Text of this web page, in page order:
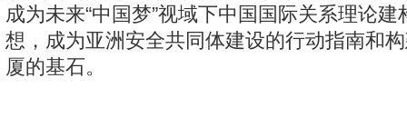
成为未来“中国梦”视域下中国国际关系理论
想，成为亚洲安全共同体建设的行动指南和
厦的基石。